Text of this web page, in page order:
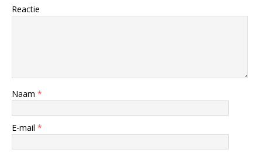
Reactie
Naam *
E-mail *